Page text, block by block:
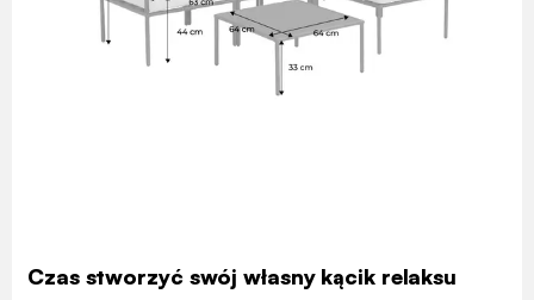
Czas stworzyć swój własny kącik relaksu